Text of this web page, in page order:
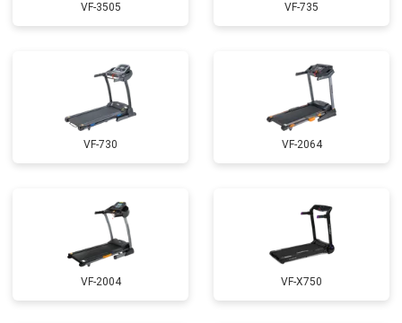
VF-3505 VF-735
VF-730 VF-2064
VF-2004 VF-X750